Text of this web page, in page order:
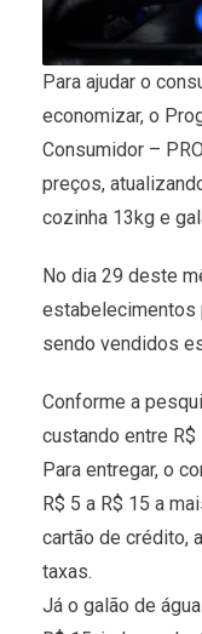
Para ajudar o
economizar, o
Consumidor –
preços,
cozinha 13kg e
No dia 29 deste
estabelecimentos
sendo vendidos
Conforme a
custando entre
Para entregar, o
R$ 5 a R$ 15 a
cartão de crédito,
taxas.
Já o galão de